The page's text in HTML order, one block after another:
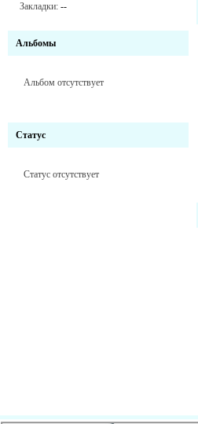
Закладки: --
Альбомы
Альбом отсутствует
Статус
Статус отсутствует